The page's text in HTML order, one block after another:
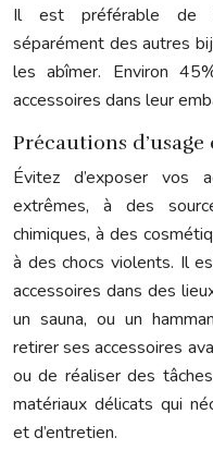
Il est préférable de
séparément des autres
les abîmer. Environ
accessoires dans leur
Précautions
Évitez d’exposer vos
extrêmes, à des
chimiques, à des
à des chocs violents. Il
accessoires dans des
un sauna, ou un
retirer ses accessoires
ou de réaliser des
matériaux délicats qui
et d’entretien.